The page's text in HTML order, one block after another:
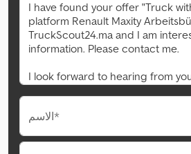
الاسم*